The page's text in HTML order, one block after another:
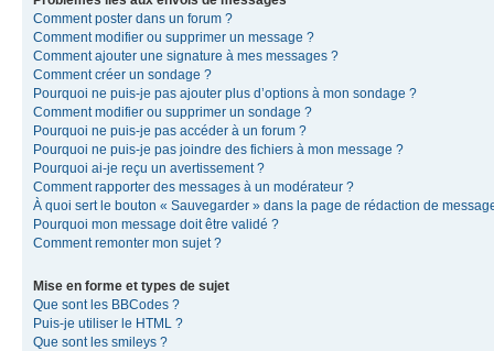
Comment poster dans un forum ?
Comment modifier ou supprimer un message ?
Comment ajouter une signature à mes messages ?
Comment créer un sondage ?
Pourquoi ne puis-je pas ajouter plus d’options à mon sondage ?
Comment modifier ou supprimer un sondage ?
Pourquoi ne puis-je pas accéder à un forum ?
Pourquoi ne puis-je pas joindre des fichiers à mon message ?
Pourquoi ai-je reçu un avertissement ?
Comment rapporter des messages à un modérateur ?
À quoi sert le bouton « Sauvegarder » dans la page de rédaction de
Pourquoi mon message doit être validé ?
Comment remonter mon sujet ?
Mise en forme et types de sujet
Que sont les BBCodes ?
Puis-je utiliser le HTML ?
Que sont les smileys ?